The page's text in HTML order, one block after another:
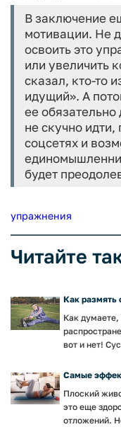
В заключение
мотивации. Не
освоить это
или увеличить
сказал, кто-то
идущий». А
ее
не скучно идти,
соцсетях и
будет
упражнения
Читайте
Как размять
Как
вот и нет!
Самые
Плоский
это еще
отложений.